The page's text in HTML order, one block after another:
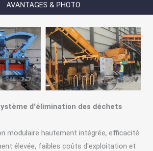
AVANTAGES & PHOTO
d'élimination des déchets
modulaire hautement intégrée, efficacité
élevée, faibles coûts d'exploitation et